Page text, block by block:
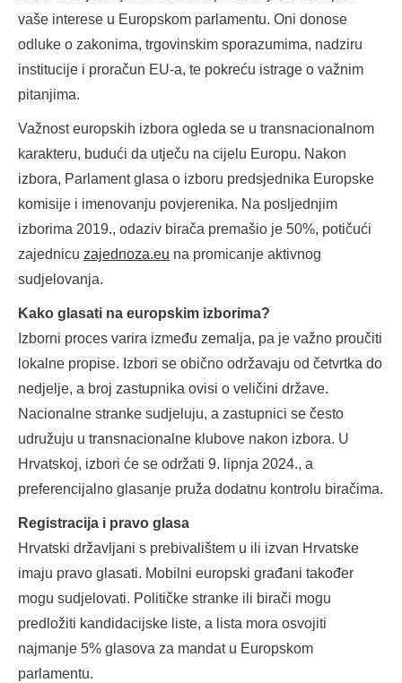
vaše interese u Europskom parlamentu. Oni donose
odluke o zakonima, trgovinskim sporazumima, nadziru
institucije i proračun EU-a, te pokreću istrage o važnim
pitanjima.
Važnost europskih izbora ogleda se u transnacionalnom
karakteru, budući da utječu na cijelu Europu. Nakon
izbora, Parlament glasa o izboru predsjednika Europske
komisije i imenovanju povjerenika. Na posljednjim
izborima 2019., odaziv birača premašio je 50%, potičući
zajednicu zajednoza.eu na promicanje aktivnog
sudjelovanja.
Kako glasati na europskim izborima?
Izborni proces varira između zemalja, pa je važno proučiti
lokalne propise. Izbori se obično održavaju od četvrtka do
nedjelje, a broj zastupnika ovisi o veličini države.
Nacionalne stranke sudjeluju, a zastupnici se često
udružuju u transnacionalne klubove nakon izbora. U
Hrvatskoj, izbori će se održati 9. lipnja 2024., a
preferencijalno glasanje pruža dodatnu kontrolu biračima.
Registracija i pravo glasa
Hrvatski državljani s prebivalištem u ili izvan Hrvatske
imaju pravo glasati. Mobilni europski građani također
mogu sudjelovati. Političke stranke ili birači mogu
predložiti kandidacijske liste, a lista mora osvojiti
najmanje 5% glasova za mandat u Europskom
parlamentu.